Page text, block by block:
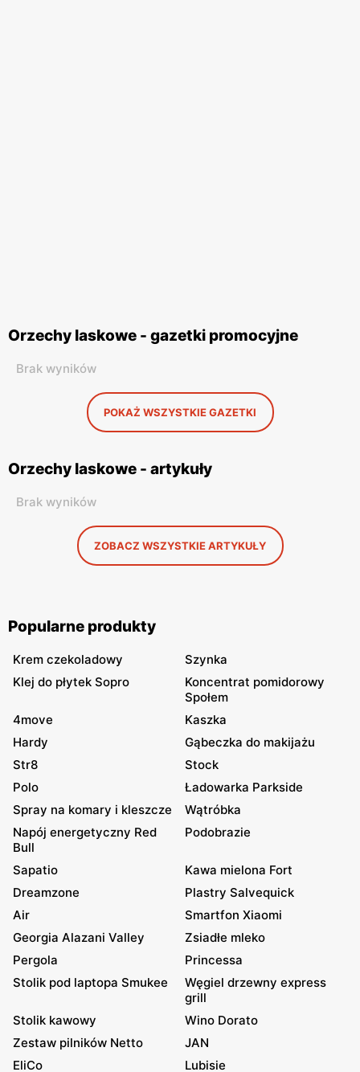
Orzechy laskowe - gazetki promocyjne
Brak wyników
POKAŻ WSZYSTKIE GAZETKI
Orzechy laskowe - artykuły
Brak wyników
ZOBACZ WSZYSTKIE ARTYKUŁY
Popularne produkty
Krem czekoladowy
Szynka
Klej do płytek Sopro
Koncentrat pomidorowy
Społem
4move
Kaszka
Hardy
Gąbeczka do makijażu
Str8
Stock
Polo
Ładowarka Parkside
Spray na komary i kleszcze
Wątróbka
Napój energetyczny Red
Bull
Podobrazie
Sapatio
Kawa mielona Fort
Dreamzone
Plastry Salvequick
Air
Smartfon Xiaomi
Georgia Alazani Valley
Zsiadłe mleko
Pergola
Princessa
Stolik pod laptopa Smukee
Węgiel drzewny express
grill
Stolik kawowy
Wino Dorato
Zestaw pilników Netto
JAN
EliCo
Lubisie